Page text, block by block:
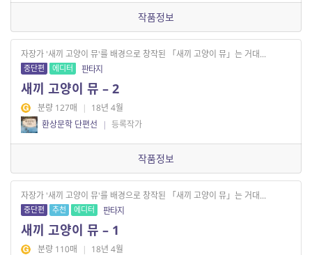
작품정보
자장가 '새끼 고양이 뮤'를 배경으로 창작된 「새끼 고양이 뮤」는 거대...
중단편 에디터 판타지
새끼 고양이 뮤 – 2
분량 127매 | 18년 4월
환상문학 단편선
| 등록작가
작품정보
자장가 '새끼 고양이 뮤'를 배경으로 창작된 「새끼 고양이 뮤」는 거대...
중단편 추천 에디터 판타지
새끼 고양이 뮤 – 1
분량 110매 | 18년 4월